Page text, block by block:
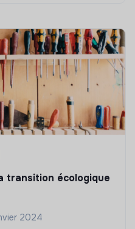
transition écologique
2024